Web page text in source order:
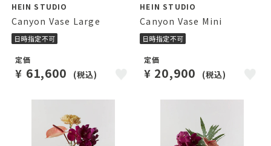
HEIN STUDIO
Canyon Vase Large
定価
¥ 61,600 (税込)
HEIN STUDIO
Canyon Vase Mini
定価
¥ 20,900 (税込)